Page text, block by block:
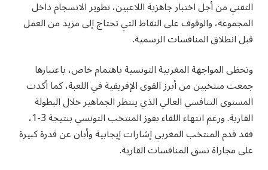
التقني من أجل اختبار جاهزية اللاعبين، تطوير الانسجام داخل
المجموعة، والوقوف على النقاط التي تحتاج إلى مزيد من العمل
قبل انطلاق المنافسات الرسمية.
وتحظى المواجهة المغربية التونسية باهتمام خاص، باعتبارها
جمعت منتخبين من أبرز القوى الإفريقية في اللعبة، كما أكدت
المستوى التنافسي العالي الذي ينتظر الجماهير خلال البطولة
القارية. ورغم انتهاء اللقاء بفوز المنتخب التونسي بنتيجة 3-1،
فقد قدم المنتخب المغربي إشارات إيجابية وأبان عن قدرة كبيرة
على مجاراة نسق المنافسات القارية.